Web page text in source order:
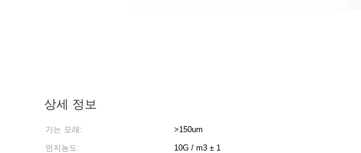
상세 정보
가는 모래: >150um
먼지농도:
10G / m3 ± 1